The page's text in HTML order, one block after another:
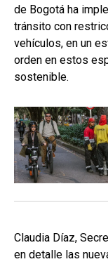
de Bogotá ha
tránsito con
vehículos, en un
orden en estos
sostenible.
Claudia Díaz,
en detalle las